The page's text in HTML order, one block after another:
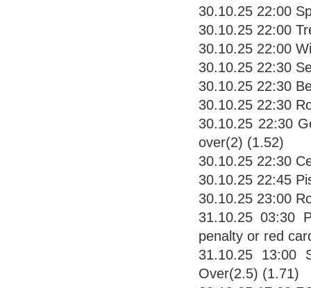
30.10.25 22:00
30.10.25 22:00
30.10.25 22:00
30.10.25 22:30
30.10.25 22:30
30.10.25 22:30
30.10.25 22:30
over(2) (1.52)
30.10.25 22:30
30.10.25 22:45
30.10.25 23:00
31.10.25 03:30
penalty or red
31.10.25 13:00
Over(2.5) (1.71)